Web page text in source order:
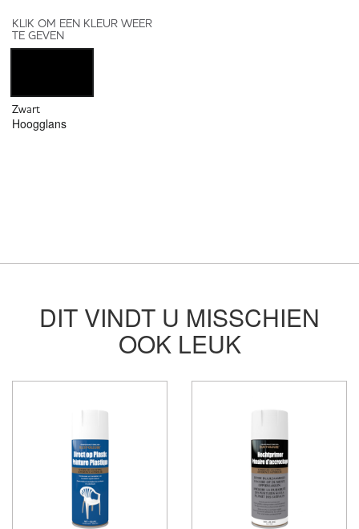
KLIK OM EEN KLEUR WEER
TE GEVEN
Zwart
Hoogglans
DIT VINDT U MISSCHIEN
OOK LEUK